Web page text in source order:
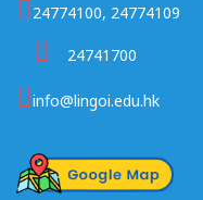
24774100, 24774109
24741700
info@lingoi.edu.hk